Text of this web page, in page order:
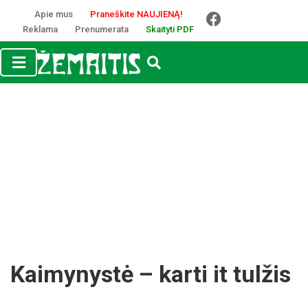
Apie mus
Praneškite NAUJIENĄ!
Reklama
Prenumerata Skaityti PDF
Kaimynystė – karti it tulžis